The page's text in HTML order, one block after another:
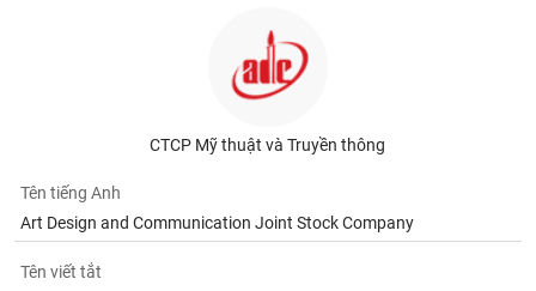
CTCP Mỹ thuật và Truyền thông
Tên tiếng Anh
Art Design and Communication Joint Stock Company
Tên viết tắt